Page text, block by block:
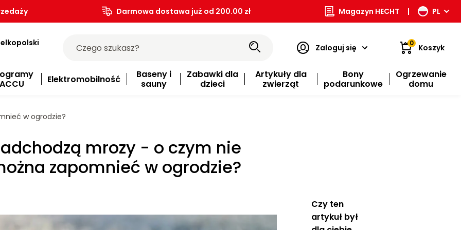
Darmowa dostawa już od 200.00 zł Magazyn HECHT | PL
Zaloguj się 0 Koszyk
ACCU
Elektromobilność
Baseny i
sauny
Zabawki dla
dzieci
Artykuły dla
zwierząt
Bony
podarunkowe
Ogrzewanie
domu
w ogrodzie?
mrozy - o czym nie
zapomnieć w ogrodzie?
Czy ten
artykuł był